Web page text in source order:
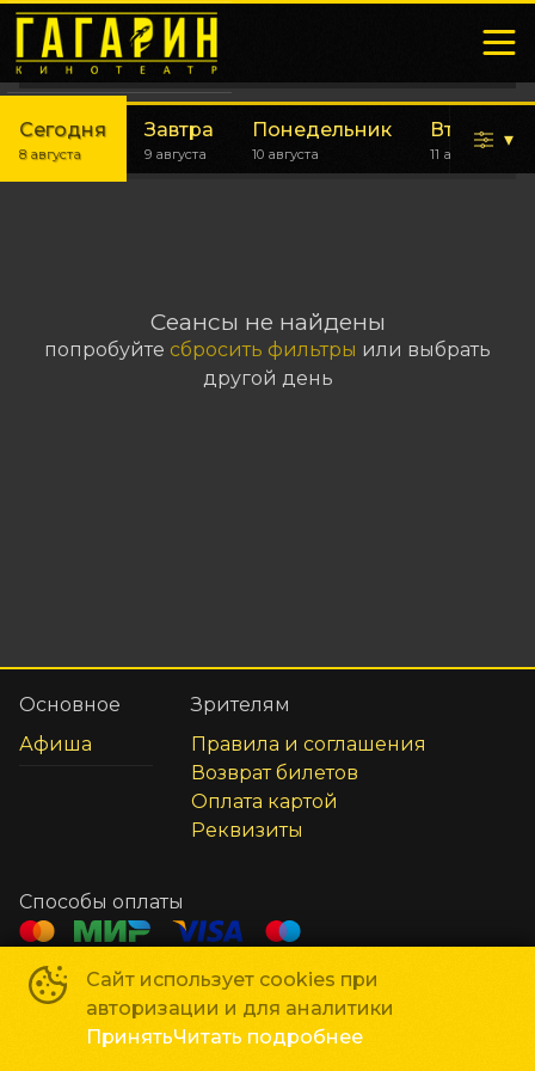
Сегодня
8 августа
Завтра
9 августа
Понедельник
10 августа
Вторник
11 августа
▾
Сеансы не найдены
попробуйте сбросить фильтры или выбрать
другой день
Сайт использует cookies при
авторизации и для аналитики
ПринятьЧитать подробнее
Основное
Афиша
Зрителям
Правила и соглашения
Возврат билетов
Оплата картой
Реквизиты
Способы оплаты
Сеть кинотеатров «Галактика»©2018-
Powered byp24.app